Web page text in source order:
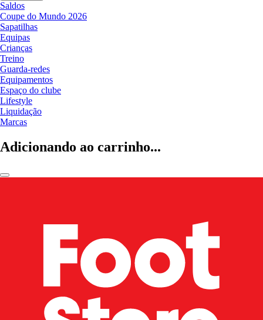
Saldos
Coupe do Mundo 2026
Sapatilhas
Equipas
Crianças
Treino
Guarda-redes
Equipamentos
Espaço do clube
Lifestyle
Liquidação
Marcas
Adicionando ao carrinho...